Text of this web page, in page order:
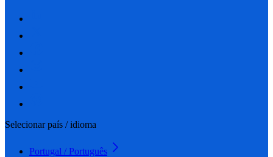
Selecionar país / idioma
Portugal / Português